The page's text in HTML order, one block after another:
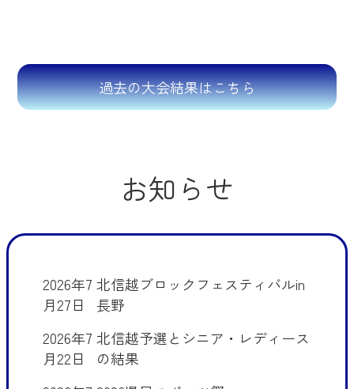
過去の大会結果はこちら
お知らせ
2026年7
月27日
北信越ブロックフェスティバルin
長野
2026年7
月22日
北信越予選とシニア・レディース
の結果